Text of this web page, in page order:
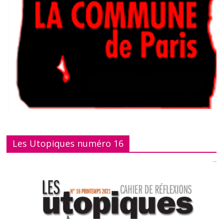
Les Utopiques numéro 16